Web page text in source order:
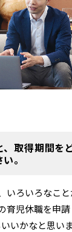
取得期間を
。
いろいろなこと
育児休職を申
いかなと思い